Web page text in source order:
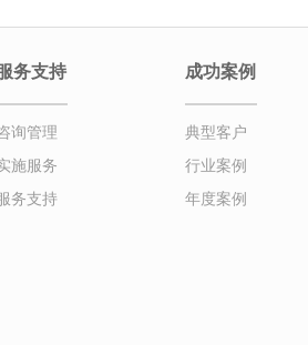
服务支持
询管理
施服务
务支持
成功案例
典型客户
行业案例
年度案例